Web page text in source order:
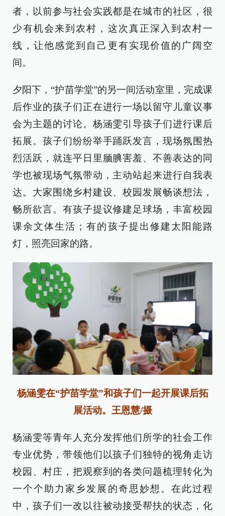
者，以前参与社会实践都是在城市的社区，很
少有机会来到农村，这次真正深入到农村一
线，让他感觉到自己更有实现价值的广阔空
间。
夕阳下，“护苗学堂”的另一间活动室里，完成课
后作业的孩子们正在进行一场以留守儿童议事
会为主题的讨论。杨涵雯引导孩子们进行课后
拓展。孩子们纷纷举手踊跃发言，现场氛围热
烈活跃，就连平日里腼腆害羞、不善表达的同
学也被现场气氛带动，主动站起来进行自我表
达。大家围绕乡村建设、校园发展畅谈想法，
畅所欲言。有孩子提议修建足球场，丰富校园
课余文体生活；有的孩子提出修建太阳能路
灯，照亮回家的路。
杨涵雯在“护苗学堂”和孩子们一起开展课后拓
展活动。王恩慧/摄
杨涵雯等青年人充分发挥他们所学的社会工作
专业优势，带领他们以孩子们独特的视角走访
校园、村庄，把观察到的各类问题梳理转化为
一个个助力家乡发展的奇思妙想。在此过程
中，孩子们一改以往被动接受帮扶的状态，化